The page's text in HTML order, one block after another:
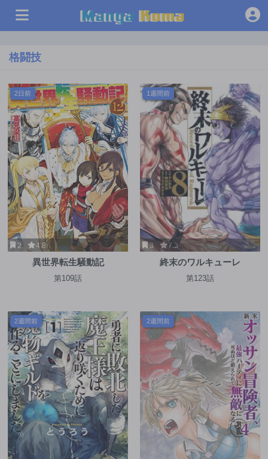
格闘技
2日前
2 4.8
異世界転生騒動記
第109話
1週間前
3 7.3
終末のワルキューレ
第123話
2週間前 2週間前